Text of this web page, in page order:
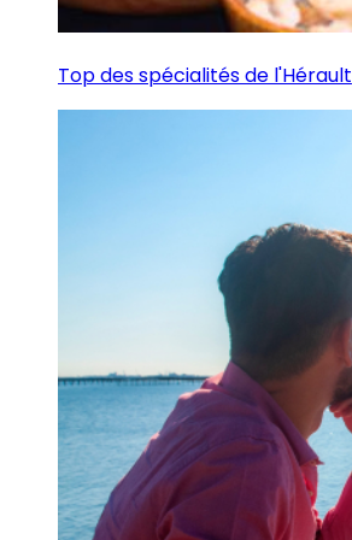
Top des spécialités de l'Hérault